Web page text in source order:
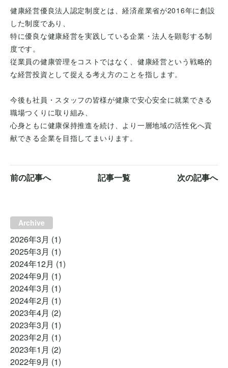
健康経営優良法人認定制度とは、経済産業省が2016年に創設
した制度であり、
特に優良な健康経営を実践している企業・法人を顕彰する制
度です。
従業員の健康管理をコストではなく、健康経営という戦略的
な経営投資として捉える考え方のことを指します。
今後も社員・スタッフの皆様が健康で安心安全に就業できる
職場つくりに取り組み、
心身ともに健康保持推進を続け、より一層地域の活性化へ貢
献できる企業を目指してまいります。
前の記事へ 記事一覧 次の記事へ
Archive
2026年3月 (1)
2025年3月 (1)
2024年12月 (1)
2024年9月 (1)
2024年3月 (1)
2024年2月 (1)
2023年4月 (2)
2023年3月 (1)
2023年2月 (1)
2023年1月 (2)
2022年9月 (1)